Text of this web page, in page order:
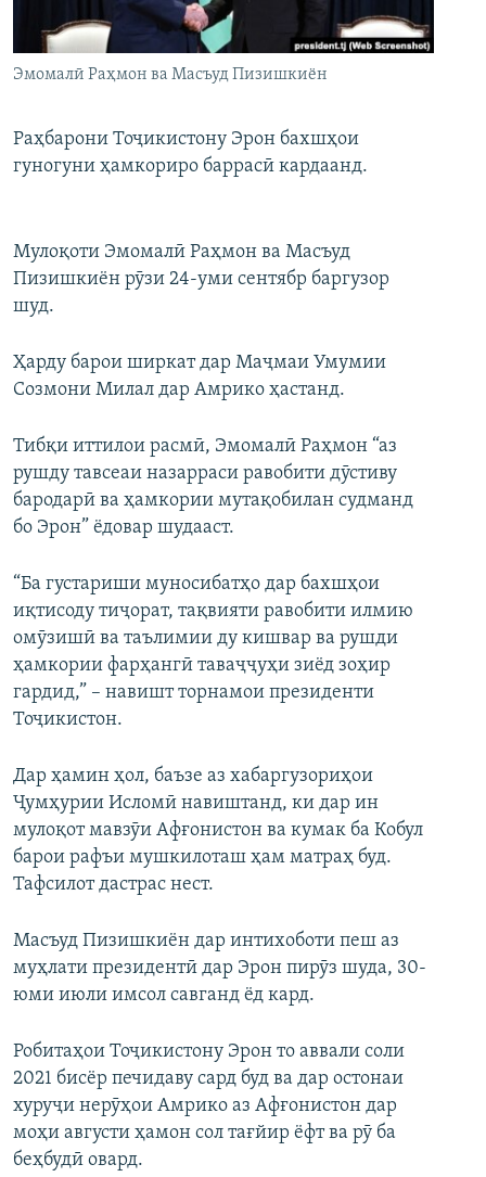
ГУЗОРИШҲОИ РАДИОӢ
Русский
Ҳамаи сомонаҳои RFE/RL
Эмомалӣ Раҳмон ва Масъуд Пизишкиён
Раҳбарони Тоҷикистону Эрон бахшҳои
гуногуни ҳамкориро баррасӣ кардаанд.
Мулоқоти Эмомалӣ Раҳмон ва Масъуд
Пизишкиён рӯзи 24-уми сентябр баргузор
шуд.
Ҳарду барои ширкат дар Маҷмаи Умумии
Созмони Милал дар Амрико ҳастанд.
Тибқи иттилои расмӣ, Эмомалӣ Раҳмон “аз
рушду тавсеаи назарраси равобити дӯстиву
бародарӣ ва ҳамкории мутақобилан судманд
бо Эрон” ёдовар шудааст.
“Ба густариши муносибатҳо дар бахшҳои
иқтисоду тиҷорат, тақвияти равобити илмию
омӯзишӣ ва таълимии ду кишвар ва рушди
ҳамкории фарҳангӣ таваҷҷуҳи зиёд зоҳир
гардид,” – навишт торнамои президенти
Тоҷикистон.
Дар ҳамин ҳол, баъзе аз хабаргузориҳои
Ҷумҳурии Исломӣ навиштанд, ки дар ин
мулоқот мавзӯи Афғонистон ва кумак ба Кобул
барои рафъи мушкилоташ ҳам матраҳ буд.
Тафсилот дастрас нест.
Масъуд Пизишкиён дар интихоботи пеш аз
муҳлати президентӣ дар Эрон пирӯз шуда, 30-
юми июли имсол савганд ёд кард.
Робитаҳои Тоҷикистону Эрон то аввали соли
2021 бисёр печидаву сард буд ва дар остонаи
хуруҷи нерӯҳои Амрико аз Афғонистон дар
моҳи августи ҳамон сол тағйир ёфт ва рӯ ба
беҳбудӣ овард.